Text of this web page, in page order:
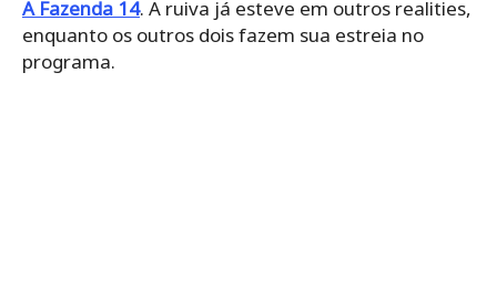
A Fazenda 14. A ruiva já esteve em outros realities,
enquanto os outros dois fazem sua estreia no
programa.